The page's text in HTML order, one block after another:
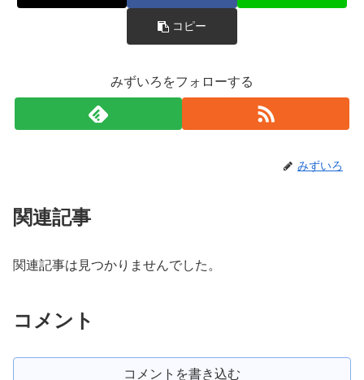
コピー
みずいろをフォローする
みずいろ
関連記事
関連記事は見つかりませんでした。
コメント
コメントを書き込む